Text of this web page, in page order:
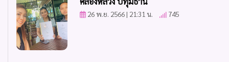
26 พ.ย. 2566 | 21:31 น. 745